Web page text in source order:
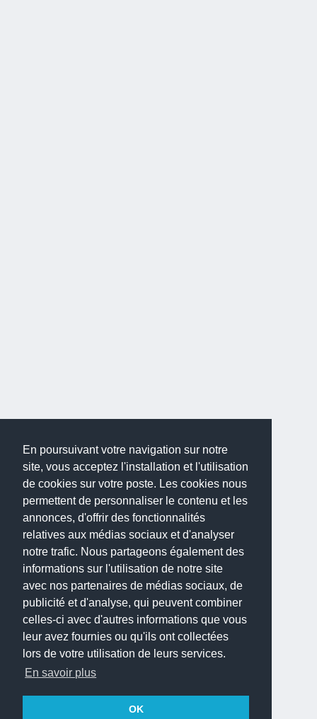
En poursuivant votre navigation sur notre
site, vous acceptez l'installation et l'utilisation
de cookies sur votre poste. Les cookies nous
permettent de personnaliser le contenu et les
annonces, d'offrir des fonctionnalités
relatives aux médias sociaux et d'analyser
notre trafic. Nous partageons également des
informations sur l'utilisation de notre site
avec nos partenaires de médias sociaux, de
publicité et d'analyse, qui peuvent combiner
celles-ci avec d'autres informations que vous
leur avez fournies ou qu'ils ont collectées
lors de votre utilisation de leurs services.
En savoir plus
OK